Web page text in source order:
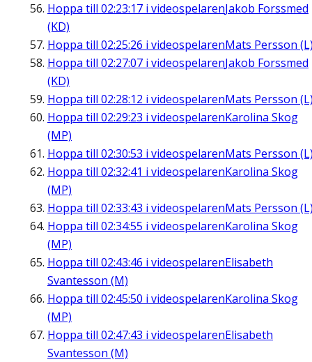
Hoppa till 02:23:17 i videospelarenJakob Forssmed
(KD)
Hoppa till 02:25:26 i videospelarenMats Persson
Hoppa till 02:27:07 i videospelarenJakob Forssmed
(KD)
Hoppa till 02:28:12 i videospelarenMats Persson
Hoppa till 02:29:23 i videospelarenKarolina Skog
(MP)
Hoppa till 02:30:53 i videospelarenMats Persson
Hoppa till 02:32:41 i videospelarenKarolina Skog
(MP)
Hoppa till 02:33:43 i videospelarenMats Persson
Hoppa till 02:34:55 i videospelarenKarolina Skog
(MP)
Hoppa till 02:43:46 i videospelarenElisabeth
Svantesson (M)
Hoppa till 02:45:50 i videospelarenKarolina Skog
(MP)
Hoppa till 02:47:43 i videospelarenElisabeth
Svantesson (M)